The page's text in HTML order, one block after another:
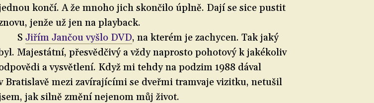
končí. A že mnoho jich skončilo úplně. Dají se sice pustit
jenže už jen na playback.
SJiřím Jančou vyšlo DVD, na kterém je zachycen. Tak jaký
Majestátní, přesvědčivý a vždy naprosto pohotový k jakékoliv
a vysvětlení. Když mi tehdy na podzim 1988 dával
Bratislavě mezi zavírajícími se dveřmi tramvaje vizitku, netušil
jak silně změní nejenom můj život.